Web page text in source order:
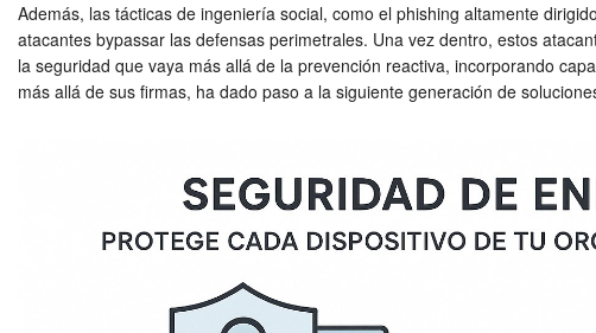
Además, las tácticas de ingeniería social, como el phishing altamente
atacantes bypassar las defensas perimetrales. Una vez dentro, estos
la seguridad que vaya más allá de la prevención reactiva, incorporando
más allá de sus firmas, ha dado paso a la siguiente generación de